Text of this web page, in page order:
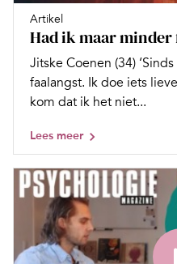
Artikel
Had ik maar minder
Jitske Coenen (34)
faalangst. Ik doe iets
kom dat ik het niet...
Lees meer